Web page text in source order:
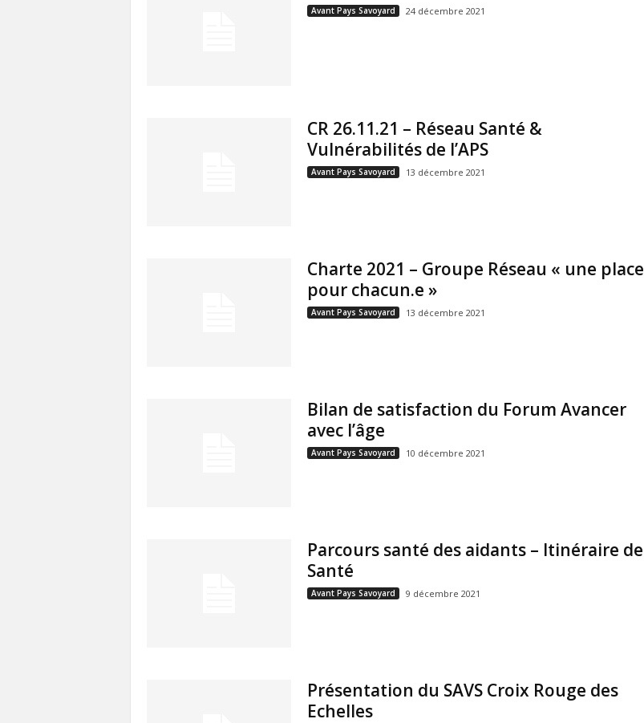
Avant Pays Savoyard 24 décembre 2021
CR 26.11.21 – Réseau Santé &
Vulnérabilités de l’APS
Avant Pays Savoyard 13 décembre 2021
Charte 2021 – Groupe Réseau « une place
pour chacun.e »
Avant Pays Savoyard 13 décembre 2021
Bilan de satisfaction du Forum Avancer
avec l’âge
Avant Pays Savoyard 10 décembre 2021
Parcours santé des aidants – Itinéraire de
Santé
Avant Pays Savoyard 9 décembre 2021
Présentation du SAVS Croix Rouge des
Echelles